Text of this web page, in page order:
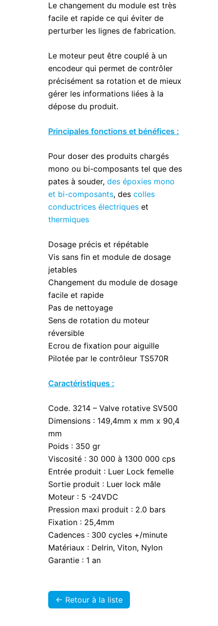
Le changement du module est très
facile et rapide ce qui éviter de
perturber les lignes de fabrication.
Le moteur peut être couplé à un
encodeur qui permet de contrôler
précisément sa rotation et de mieux
gérer les informations liées à la
dépose du produit.
Principales fonctions et bénéfices :
Pour doser des produits chargés
mono ou bi-composants tel que des
pates à souder, des époxies mono
et bi-composants, des colles
conductrices électriques et
thermiques
Dosage précis et répétable
Vis sans fin et module de dosage
jetables
Changement du module de dosage
facile et rapide
Pas de nettoyage
Sens de rotation du moteur
réversible
Ecrou de fixation pour aiguille
Pilotée par le contrôleur TS570R
Caractéristiques :
Code. 3214 – Valve rotative SV500
Dimensions : 149,4mm x mm x 90,4
mm
Poids : 350 gr
Viscosité : 30 000 à 1300 000 cps
Entrée produit : Luer Lock femelle
Sortie produit : Luer lock mâle
Moteur : 5 -24VDC
Pression maxi produit : 2.0 bars
Fixation : 25,4mm
Cadences : 300 cycles +/minute
Matériaux : Delrin, Viton, Nylon
Garantie : 1 an
<- Retour à la liste